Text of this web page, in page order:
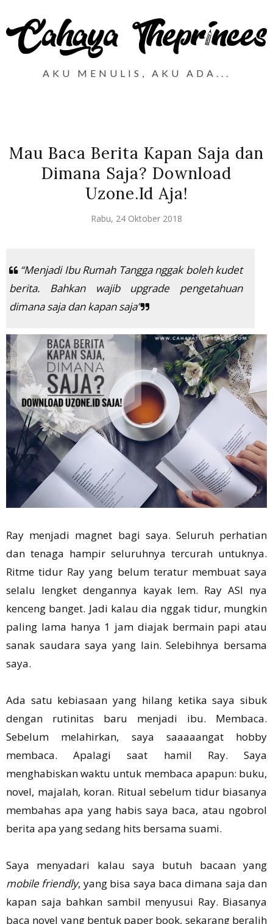
AKU MENULIS, AKU ADA...
Mau Baca Berita Kapan Saja dan
Dimana Saja? Download
Uzone.Id Aja!
Rabu, 24 Oktober 2018
“Menjadi Ibu Rumah Tangga nggak boleh kudet
berita. Bahkan wajib upgrade pengetahuan
dimana saja dan kapan saja”
Ray menjadi magnet bagi saya. Seluruh perhatian
dan tenaga hampir seluruhnya tercurah untuknya.
Ritme tidur Ray yang belum teratur membuat saya
selalu lengket dengannya kayak lem. Ray ASI nya
kenceng banget. Jadi kalau dia nggak tidur, mungkin
paling lama hanya 1 jam diajak bermain papi atau
sanak saudara saya yang lain. Selebihnya bersama
saya.
Ada satu kebiasaan yang hilang ketika saya sibuk
dengan rutinitas baru menjadi ibu. Membaca.
Sebelum melahirkan, saya saaaaangat hobby
membaca. Apalagi saat hamil Ray. Saya
menghabiskan waktu untuk membaca apapun: buku,
novel, majalah, koran. Ritual sebelum tidur biasanya
membahas apa yang habis saya baca, atau ngobrol
berita apa yang sedang hits bersama suami.
Saya menyadari kalau saya butuh bacaan yang
mobile friendly, yang bisa saya baca dimana saja dan
kapan saja bahkan sambil menyusui Ray. Biasanya
baca novel yang bentuk paper book, sekarang beralih